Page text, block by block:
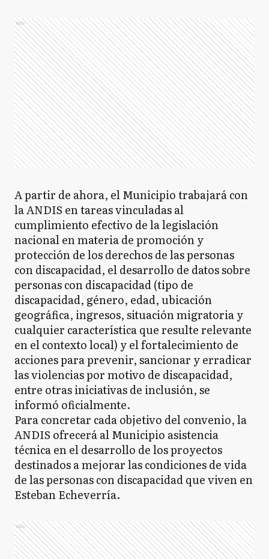
Ads
A partir de ahora, el Municipio trabajará con
la ANDIS en tareas vinculadas al
cumplimiento efectivo de la legislación
nacional en materia de promoción y
protección de los derechos de las personas
con discapacidad, el desarrollo de datos sobre
personas con discapacidad (tipo de
discapacidad, género, edad, ubicación
geográfica, ingresos, situación migratoria y
cualquier característica que resulte relevante
en el contexto local) y el fortalecimiento de
acciones para prevenir, sancionar y erradicar
las violencias por motivo de discapacidad,
entre otras iniciativas de inclusión, se
informó oficialmente.
Para concretar cada objetivo del convenio, la
ANDIS ofrecerá al Municipio asistencia
técnica en el desarrollo de los proyectos
destinados a mejorar las condiciones de vida
de las personas con discapacidad que viven en
Esteban Echeverría.
Ads